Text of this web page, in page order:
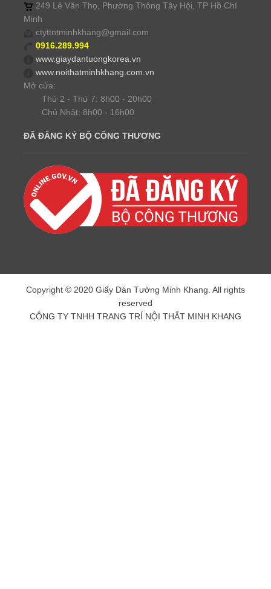
249 Lê Văn Thọ, Phường Thông Tây Hội, TP Hồ Chí
Minh
ctyttntminhkhang@gmail.com
0916.289.994
www.giaydantuongkorea.vn
www.noithatminhkhang.com.vn
Mở cửa:
Thứ 2 - Thứ 7: 8h00 - 20h00
Chủ Nhật: 8h00 - 16h00
ĐÃ ĐĂNG KÝ BỘ CÔNG THƯƠNG
Copyright © 2020 Giấy Dán Tường Minh Khang. All rights
reserved
CÔNG TY TNHH TRANG TRÍ NỘI THẤT MINH KHANG